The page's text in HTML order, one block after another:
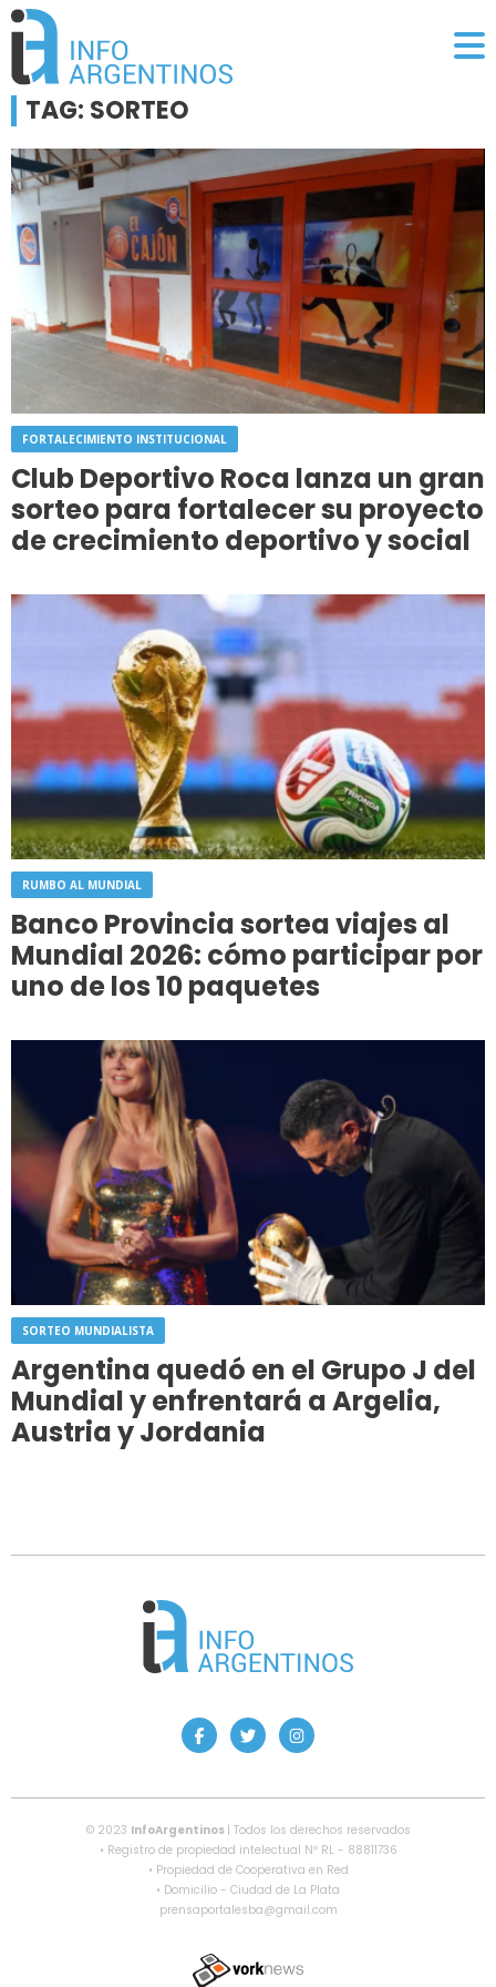
TAG: SORTEO
FORTALECIMIENTO INSTITUCIONAL
Club Deportivo Roca lanza un gran
sorteo para fortalecer su proyecto
de crecimiento deportivo y social
RUMBO AL MUNDIAL
Banco Provincia sortea viajes al
Mundial 2026: cómo participar por
uno de los 10 paquetes
SORTEO MUNDIALISTA
Argentina quedó en el Grupo J del
Mundial y enfrentará a Argelia,
Austria y Jordania
© 2023 InfoArgentinos | Todos los derechos reservados
• Registro de propiedad intelectual Nº RL - 88811736
• Propiedad de Cooperativa en Red
• Domicilio - Ciudad de La Plata
prensaportalesba@gmail.com